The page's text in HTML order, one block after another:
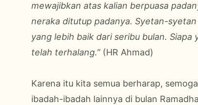
mewajibkan atas kalian berpuasa
neraka ditutup padanya. Syetan-
yang lebih baik dari seribu bulan.
telah terhalang.”(HR Ahmad)
Karena itu kita semua berharap,
ibadah-ibadah lainnya di bulan